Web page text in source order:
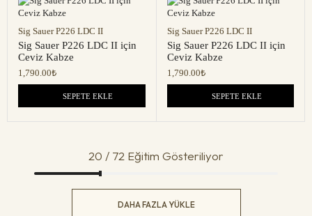
Sig Sauer P226 LDC II
Sig Sauer P226 LDC II için
Ceviz Kabze
1,790.00₺
SEPETE EKLE
Sig Sauer P226 LDC II
Sig Sauer P226 LDC II için
Ceviz Kabze
1,790.00₺
SEPETE EKLE
20 / 72 Eğitim Gösteriliyor
DAHA FAZLA YÜKLE